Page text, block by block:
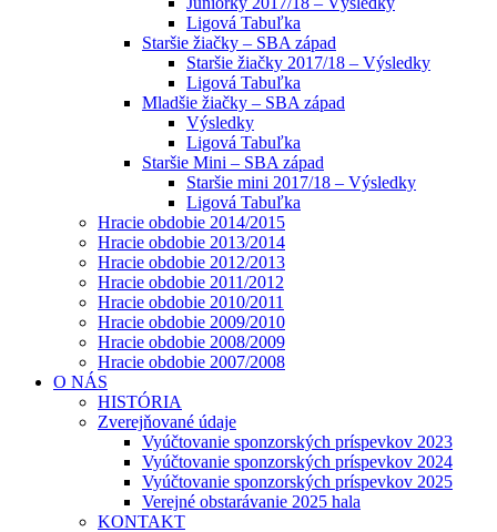
Ligová Tabuľka
Staršie žiačky – SBA západ
Staršie žiačky 2017/18 – Výsledky
Ligová Tabuľka
Mladšie žiačky – SBA západ
Výsledky
Ligová Tabuľka
Staršie Mini – SBA západ
Staršie mini 2017/18 – Výsledky
Ligová Tabuľka
Hracie obdobie 2014/2015
Hracie obdobie 2013/2014
Hracie obdobie 2012/2013
Hracie obdobie 2011/2012
Hracie obdobie 2010/2011
Hracie obdobie 2009/2010
Hracie obdobie 2008/2009
Hracie obdobie 2007/2008
O NÁS
HISTÓRIA
Zverejňované údaje
Vyúčtovanie sponzorských príspevkov 2023
Vyúčtovanie sponzorských príspevkov 2024
Vyúčtovanie sponzorských príspevkov 2025
Verejné obstarávanie 2025 hala
KONTAKT